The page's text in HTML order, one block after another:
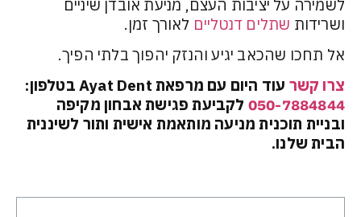
לשמירה על יציבות העצם, מניעת אובדן שיניים
ושרידות שתלים דנטליים לאורך זמן.
אל תחכו שהכאב יגיע והנזק יהפוך בלתי הפיך.
צרו קשר עוד היום עם מרפאת Ayat Dent בטלפון:
050-7884844 לקביעת פגישת אבחון מקיפה
ובניית תוכנית מניעה מותאמת אישית ותור לשיננית
הבית שלנו.